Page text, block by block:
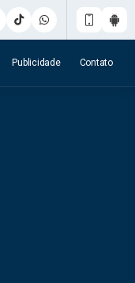
Publicidade Contato